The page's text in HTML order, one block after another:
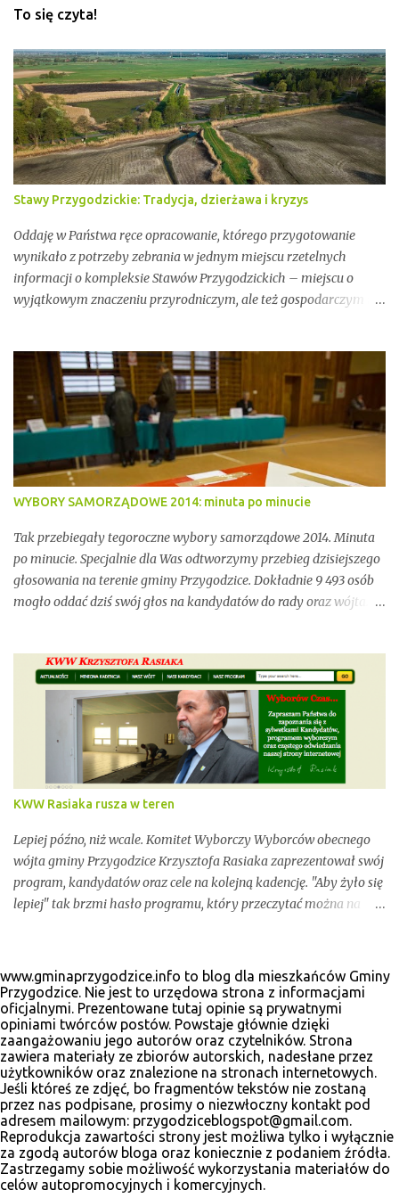
To się czyta!
Stawy Przygodzickie: Tradycja, dzierżawa i kryzys
Oddaję w Państwa ręce opracowanie, którego przygotowanie
wynikało z potrzeby zebrania w jednym miejscu rzetelnych
informacji o kompleksie Stawów Przygodzickich – miejscu o
wyjątkowym znaczeniu przyrodniczym, ale też gospodarczym i
elementem ekosystemu Doliny Baryczy. W ostatnich latach stały
się jednak również przedmiotem konfliktów, napięć i realnych
zagrożeń związanych z brakiem ciągłości dzierżawy oraz
niewystarczającym wsparciem instytucjonalnym.
WYBORY SAMORZĄDOWE 2014: minuta po minucie
Tak przebiegały tegoroczne wybory samorządowe 2014. Minuta
po minucie. Specjalnie dla Was odtworzymy przebieg dzisiejszego
głosowania na terenie gminy Przygodzice. Dokładnie 9 493 osób
mogło oddać dziś swój głos na kandydatów do rady oraz wójta.
uważać. Incydentów podczas głosowania nie brakowało.
Wszystko zawarte zostanie w poniższym kalendarium.
Zaczynamy! Wystarczy, że odświeżysz stronę, a kolejne newsy
pojawią się w tym poście. Pozostańmy w stałym kontakcie.
KWW Rasiaka rusza w teren
Lepiej późno, niż wcale. Komitet Wyborczy Wyborców obecnego
wójta gminy Przygodzice Krzysztofa Rasiaka zaprezentował swój
program, kandydatów oraz cele na kolejną kadencję. "Aby żyło się
lepiej" tak brzmi hasło programu, który przeczytać można na
mijającej kadencji 2010-2014, wcześniej był członkiem zarządu
powiatu ostrowskiego i wicestarostą. Wśród kandydatów na
radnych gminnych zobaczyć wiele dobrze znanych postaci, ale
także nowe twarze. Poniżej materiały wyborcze, które udało nam
się zebrać.
www.gminaprzygodzice.info to blog dla mieszkańców Gminy
Przygodzice. Nie jest to urzędowa strona z informacjami
oficjalnymi. Prezentowane tutaj opinie są prywatnymi
opiniami twórców postów. Powstaje głównie dzięki
zaangażowaniu jego autorów oraz czytelników. Strona
zawiera materiały ze zbiorów autorskich, nadesłane przez
użytkowników oraz znalezione na stronach internetowych.
Jeśli któreś ze zdjęć, bo fragmentów tekstów nie zostaną
przez nas podpisane, prosimy o niezwłoczny kontakt pod
adresem mailowym: przygodziceblogspot@gmail.com.
Reprodukcja zawartości strony jest możliwa tylko i wyłącznie
za zgodą autorów bloga oraz koniecznie z podaniem źródła.
Zastrzegamy sobie możliwość wykorzystania materiałów do
celów autopromocyjnych i komercyjnych.